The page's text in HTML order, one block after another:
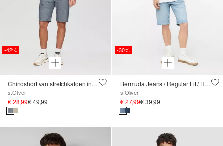
-42%
Chinoshort van stretchkatoen in een gemêleerde look
s.Oliver
€ 28,99€ 49,99
-30%
Bermuda Jeans / Regular Fit / Halfhoog
s.Oliver
€ 27,99€ 39,99